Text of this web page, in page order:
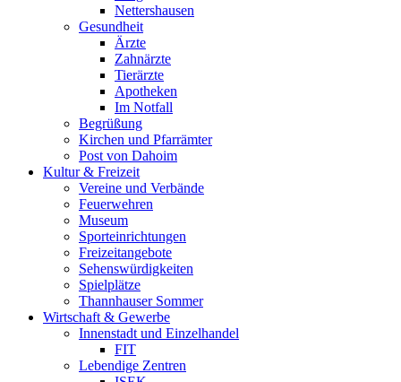
Nettershausen
Gesundheit
Ärzte
Zahnärzte
Tierärzte
Apotheken
Im Notfall
Begrüßung
Kirchen und Pfarrämter
Post von Dahoim
Kultur & Freizeit
Vereine und Verbände
Feuerwehren
Museum
Sporteinrichtungen
Freizeitangebote
Sehenswürdigkeiten
Spielplätze
Thannhauser Sommer
Wirtschaft & Gewerbe
Innenstadt und Einzelhandel
FIT
Lebendige Zentren